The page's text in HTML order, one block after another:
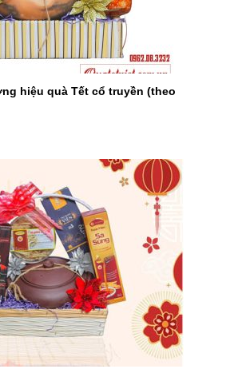
hiệu quà Tết cổ truyền (theo